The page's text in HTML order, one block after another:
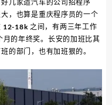
几家造汽车的公司招程序
，也算是重庆程序员的一个
12-18k 之间，有两三年工作
的年终奖。长安的加班比其
的部门，也有加班狠的。